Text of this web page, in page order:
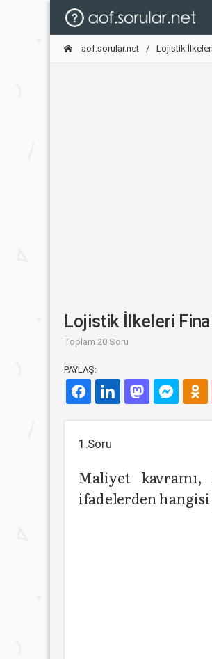
aof.sorular.net Lojistik
Lojistik İlkeleri
Toplam 20 Soru
PAYLAŞ:
1.Soru
Maliyet
ifadelerden hangisi